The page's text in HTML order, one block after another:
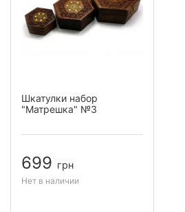
Шкатулки набор
"Матрешка" №3
699 грн
Нет в наличии